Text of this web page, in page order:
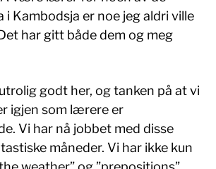
i Kambodsja er noe jeg aldri ville
har gitt både dem og meg
godt her, og tanken på at vi
igjen som lærere er
Vi har nå jobbet med disse
måneder. Vi har ikke kun